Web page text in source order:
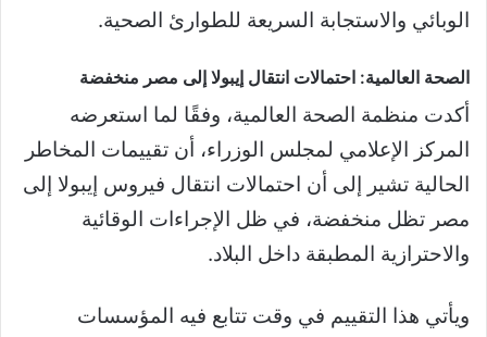
الوبائي والاستجابة السريعة للطوارئ الصحية.
الصحة العالمية: احتمالات انتقال إيبولا إلى مصر منخفضة
أكدت منظمة الصحة العالمية، وفقًا لما استعرضه
المركز الإعلامي لمجلس الوزراء، أن تقييمات المخاطر
الحالية تشير إلى أن احتمالات انتقال فيروس إيبولا إلى
مصر تظل منخفضة، في ظل الإجراءات الوقائية
والاحترازية المطبقة داخل البلاد.
ويأتي هذا التقييم في وقت تتابع فيه المؤسسات